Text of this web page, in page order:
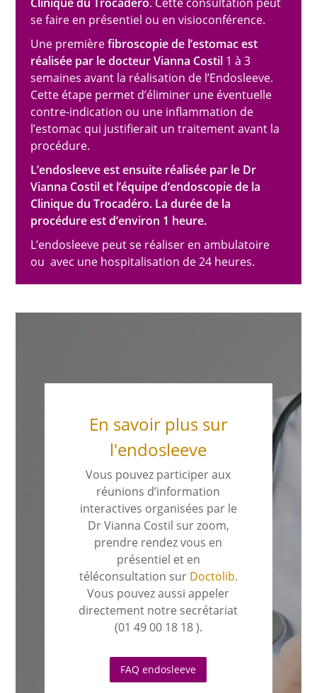
se faire en présentiel ou en visioconférence.
Une premièrefibroscopie de l’estomac est
réalisée par le docteur Vianna Costil1 à 3
semaines avant la réalisation de l’Endosleeve.
Cette étape permet d’éliminer une éventuelle
contre-indication ou une inflammation de
l’estomac qui justifierait un traitement avant la
procédure.
L’endosleeve est ensuite réalisée par le Dr
Vianna Costil et l’équipe d’endoscopie de la
Clinique du Trocadéro. La durée de la
procédure est d’environ 1 heure.
L’endosleeve peut se réaliser en ambulatoire
ou avec une hospitalisation de 24 heures.
En savoir plus sur
l'endosleeve
Vous pouvez participer aux
réunions d’information
interactives organisées par le
Dr Vianna Costil sur zoom,
prendre rendez vous en
présentiel et en
téléconsultation sur Doctolib.
Vous pouvez aussi appeler
directement notre secrétariat
(01 49 00 18 18 ).
FAQ endosleeve